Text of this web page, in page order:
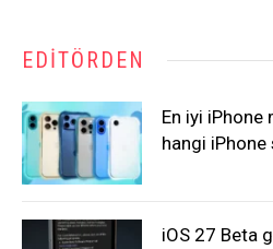
EDITÖRDEN
En iyi iPhone
hangi iPhone
iOS 27 Beta